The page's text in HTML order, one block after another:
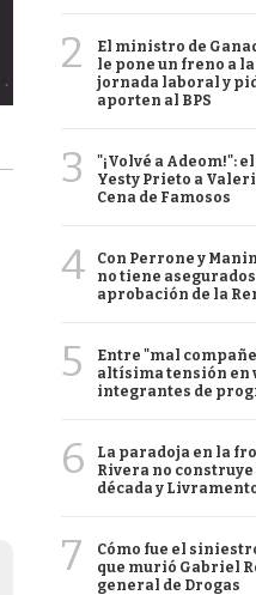
2
El ministro de
le pone un freno a
jornada laboral y
aporten al BPS
3
"¡Volvé a Adeom!":
Yesty Prieto a
Cena de Famosos
4
Con Perrone y
no tiene
aprobación de la
5
Entre "mal
altísima tensión en
integrantes de
6
La paradoja en la
Rivera no
década y
7
Cómo fue el
que murió Gabriel
general de Drogas